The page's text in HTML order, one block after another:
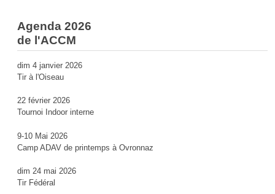
Agenda 2026
de l'ACCM
dim 4 janvier 2026
Tir à l'Oiseau
22 février 2026
Tournoi Indoor interne
9-10 Mai 2026
Camp ADAV de printemps à Ovronnaz
dim 24 mai 2026
Tir Fédéral